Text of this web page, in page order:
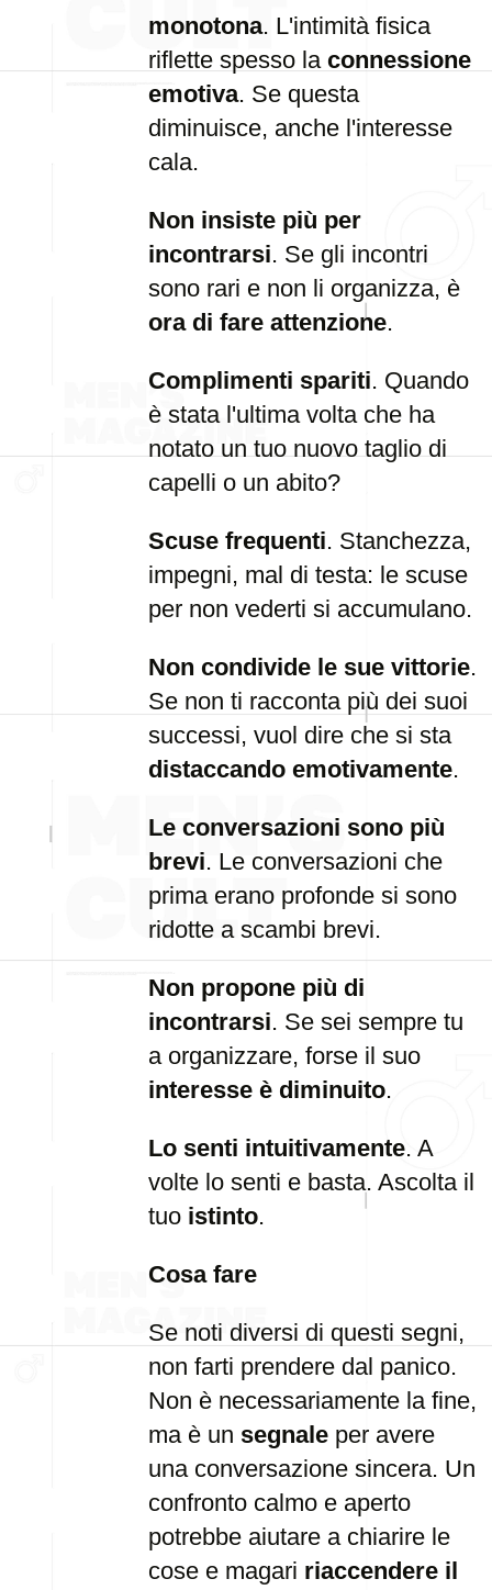
monotona. L'intimità fisica
riflette spesso la connessione
emotiva. Se questa
diminuisce, anche l'interesse
cala.
Non insiste più per
incontrarsi. Se gli incontri
sono rari e non li organizza, è
ora di fare attenzione.
Complimenti spariti. Quando
è stata l'ultima volta che ha
notato un tuo nuovo taglio di
capelli o un abito?
Scuse frequenti. Stanchezza,
impegni, mal di testa: le scuse
per non vederti si accumulano.
Non condivide le sue vittorie.
Se non ti racconta più dei suoi
successi, vuol dire che si sta
distaccando emotivamente.
Le conversazioni sono più
brevi. Le conversazioni che
prima erano profonde si sono
ridotte a scambi brevi.
Non propone più di
incontrarsi. Se sei sempre tu
a organizzare, forse il suo
interesse è diminuito.
Lo senti intuitivamente. A
volte lo senti e basta. Ascolta il
tuo istinto.
Cosa fare
Se noti diversi di questi segni,
non farti prendere dal panico.
Non è necessariamente la fine,
ma è un segnale per avere
una conversazione sincera. Un
confronto calmo e aperto
potrebbe aiutare a chiarire le
cose e magari riaccendere il